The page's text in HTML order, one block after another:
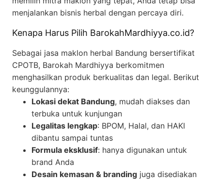
menjalankan bisnis herbal dengan percaya diri.
Kenapa Harus Pilih BarokahMardhiyya.co.id?
Sebagai jasa maklon herbal Bandung bersertifikat
CPOTB, Barokah Mardhiyya berkomitmen
menghasilkan produk berkualitas dan legal. Berikut
keunggulannya:
Lokasi dekat Bandung, mudah diakses dan
terbuka untuk kunjungan
Legalitas lengkap: BPOM, Halal, dan HAKI
dibantu sampai tuntas
Formula eksklusif: hanya digunakan untuk
brand Anda
Desain kemasan & branding juga disediakan